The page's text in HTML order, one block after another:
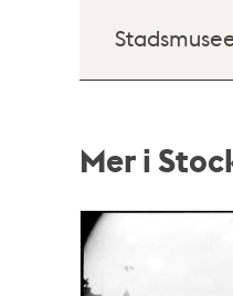
Mer i
Relaterade
poster
och